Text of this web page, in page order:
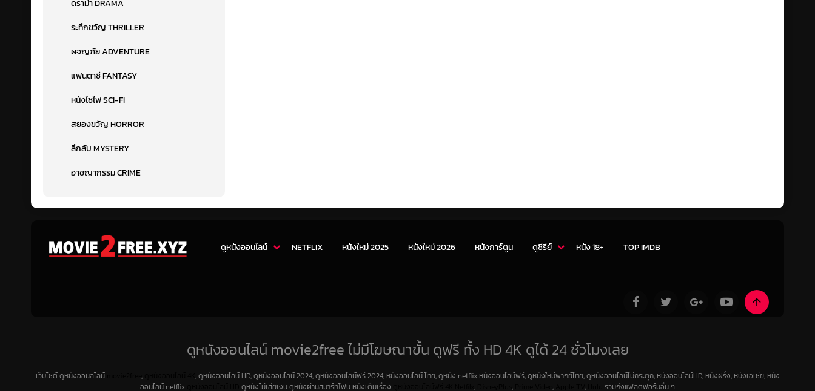
ดราม่า DRAMA
ระทึกขวัญ THRILLER
ผจญภัย ADVENTURE
แฟนตาซี FANTASY
หนังไซไฟ SCI-FI
สยองขวัญ HORROR
ลึกลับ MYSTERY
อาชญากรรม CRIME
ดูหนังออนไลน์ NETFLIX หนังใหม่ 2025 หนังใหม่ 2026 หนังการ์ตูน ดูซีรีย์ หนัง 18+ TOP IMDB
ดูหนังออนไลน์ movie2free ไม่มีโฆษณาขั้น ดูฟรี ทั้ง HD 4K ดูได้ 24 ชั่วโมงเลย
เว็บไซต์ ดูหนังออนลไลน์ ,
, ดูหนังออนไลน์ HD, ดูหนังออนไลน์ 2024, ดูหนังออนไลน์ฟรี 2024, หนังออนไลน์ ไทย, ดูหนัง netflix หนังออนไลน์ฟรี, ดูหนังใหม่พากย์ไทย, ดูหนังออนไลน์ไม่กระตุก, หนังออนไลน์HD, หนังฝรั่ง, หนังเอเชีย, หนัง
ออนไลน์ netflix
ดูหนังไม่เสียเงิน ดูหนังผ่านสมาร์ทโฟน หนังเต็มเรื่อง , , , , รวมถึงแฟลตฟอร์มอื่น ๆ